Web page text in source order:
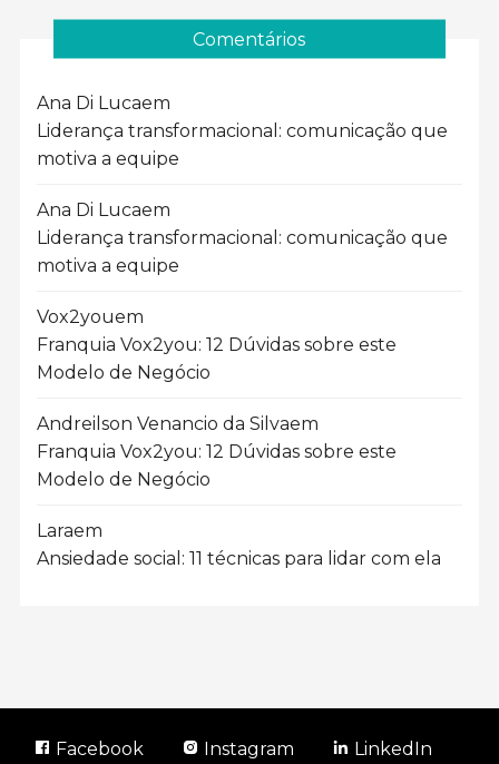
Comentários
Ana Di Lucaem
Liderança transformacional: comunicação que
motiva a equipe
Ana Di Lucaem
Liderança transformacional: comunicação que
motiva a equipe
Vox2youem
Franquia Vox2you: 12 Dúvidas sobre este
Modelo de Negócio
Andreilson Venancio da Silvaem
Franquia Vox2you: 12 Dúvidas sobre este
Modelo de Negócio
Laraem
Ansiedade social: 11 técnicas para lidar com ela
Facebook Instagram
LinkedIn